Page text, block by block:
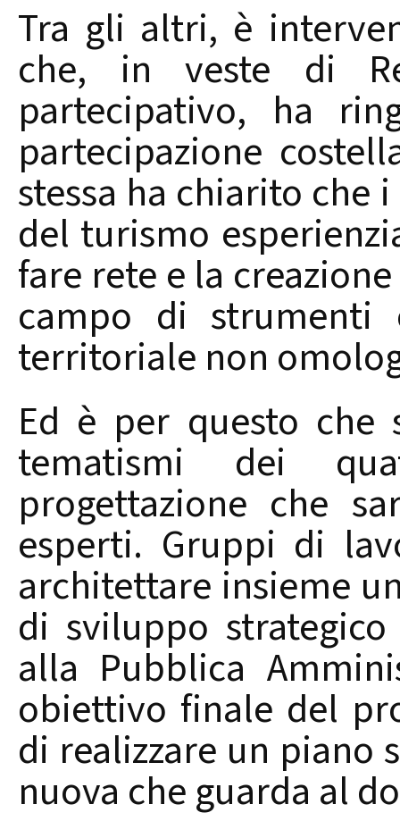
Tra gli altri, è
che, in veste di
partecipativo, ha
partecipazione
stessa ha chiarito che
del turismo
fare rete e la
campo di
territoriale non
Ed è per questo
tematismi dei
progettazione che
esperti. Gruppi di
architettare insieme
di sviluppo
alla Pubblica
obiettivo finale del
di realizzare un piano
nuova che guarda al